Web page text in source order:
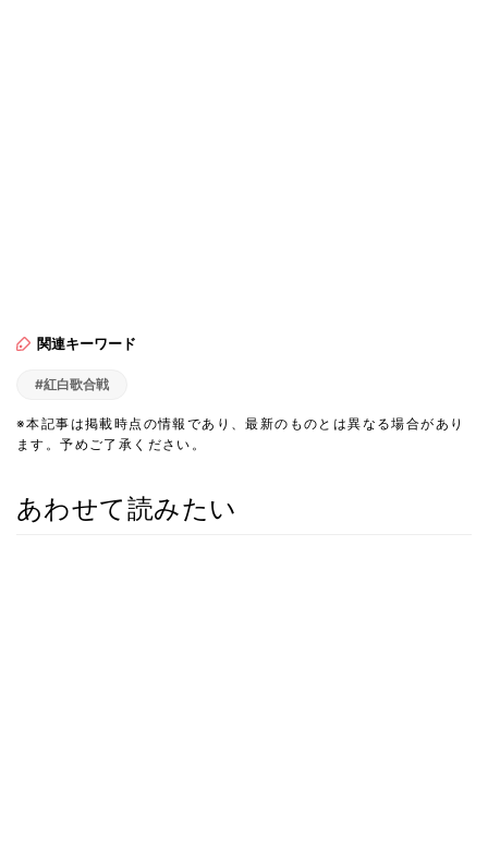
関連キーワード
#紅白歌合戦
※本記事は掲載時点の情報であり、最新のものとは異なる場合があり
ます。予めご了承ください。
あわせて読みたい